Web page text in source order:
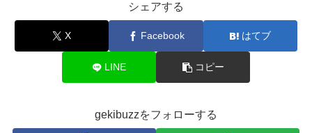
シェアする
X Facebook はてブ
LINE コピー
gekibuzzをフォローする